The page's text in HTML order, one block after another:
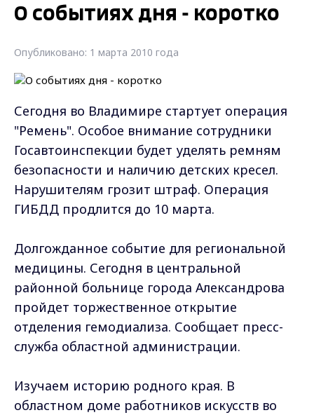
О событиях дня - коротко
Опубликовано: 1 марта 2010 года
Сегодня во Владимире стартует операция
"Ремень". Особое внимание сотрудники
Госавтоинспекции будет уделять ремням
безопасности и наличию детских кресел.
Нарушителям грозит штраф. Операция
ГИБДД продлится до 10 марта.
Долгожданное событие для региональной
медицины. Сегодня в центральной
районной больнице города Александрова
пройдет торжественное открытие
отделения гемодиализа. Сообщает пресс-
служба областной администрации.
Изучаем историю родного края. В
областном доме работников искусств во